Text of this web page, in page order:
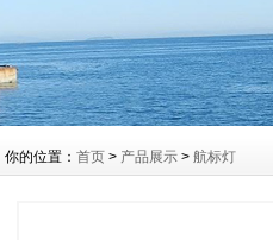
你的位置： 首页 > 产品展示 > 航标灯